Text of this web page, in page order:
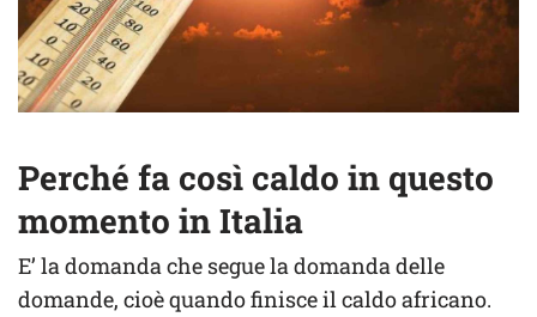
Perché fa così caldo in questo
momento in Italia
E’ la domanda che segue la domanda delle
domande, cioè quando finisce il caldo africano.